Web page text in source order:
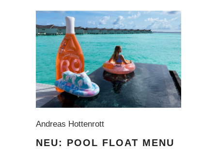
Andreas Hottenrott
NEU: POOL FLOAT MENU